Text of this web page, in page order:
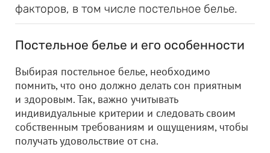
факторов, в том числе постельное белье.
Постельное белье и его особенности
Выбирая постельное белье, необходимо
помнить, что оно должно делать сон приятным
и здоровым. Так, важно учитывать
индивидуальные критерии и следовать своим
собственным требованиям и ощущениям, чтобы
получать удовольствие от сна.